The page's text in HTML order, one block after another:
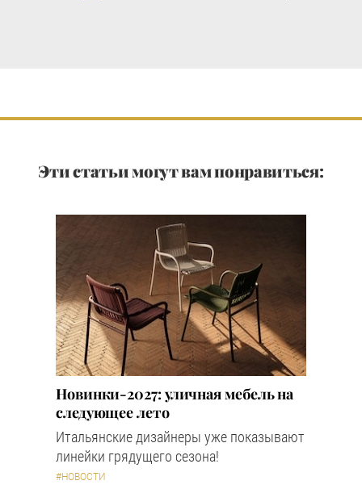
Эти статьи могут вам понравиться:
Новинки-2027: уличная мебель на
следующее лето
Итальянские дизайнеры уже показывают
линейки грядущего сезона!
#НОВОСТИ